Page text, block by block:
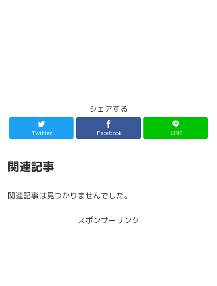
シェアする
Twitter Facebook LINE
関連記事
関連記事は見つかりませんでした。
スポンサーリンク